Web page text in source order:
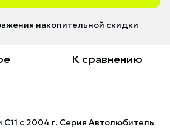
накопительной скидки
К сравнению
С11 с 2004 г. Серия Автолюбитель